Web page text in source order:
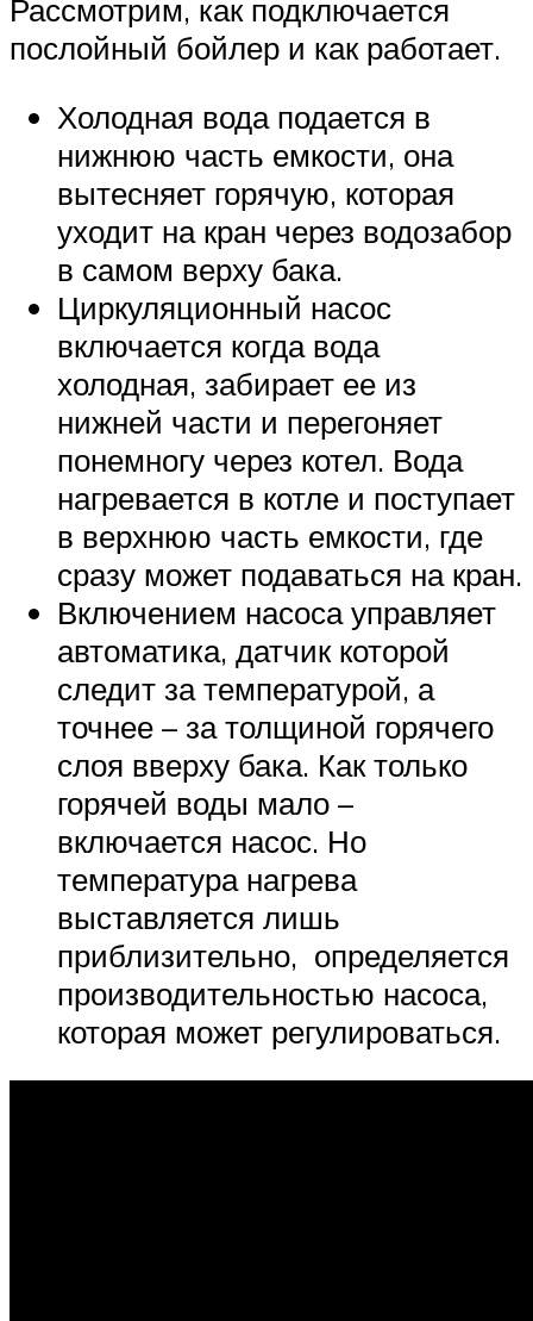
Рассмотрим, как подключается
послойный бойлер и как работает.
Холодная вода подается в
нижнюю часть емкости, она
вытесняет горячую, которая
уходит на кран через водозабор
в самом верху бака.
Циркуляционный насос
включается когда вода
холодная, забирает ее из
нижней части и перегоняет
понемногу через котел. Вода
нагревается в котле и поступает
в верхнюю часть емкости, где
сразу может подаваться на кран.
Включением насоса управляет
автоматика, датчик которой
следит за температурой, а
точнее – за толщиной горячего
слоя вверху бака. Как только
горячей воды мало –
включается насос. Но
температура нагрева
выставляется лишь
приблизительно, определяется
производительностью насоса,
которая может регулироваться.